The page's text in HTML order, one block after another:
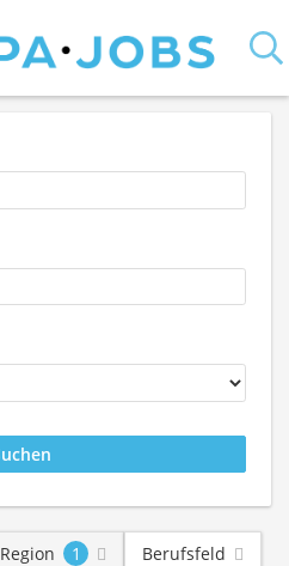
Region 1 Berufsfeld